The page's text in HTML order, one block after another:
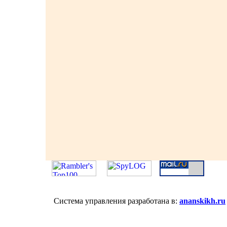
Система управления разработана в: ananskikh.ru